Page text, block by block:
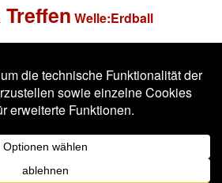
Welle:Erdball
Stolz präsentiert von WordPress